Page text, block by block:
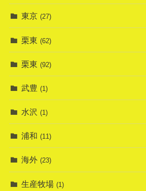
東京 (27)
栗東 (62)
栗東 (92)
武豊 (1)
水沢 (1)
浦和 (11)
海外 (23)
生産牧場 (1)